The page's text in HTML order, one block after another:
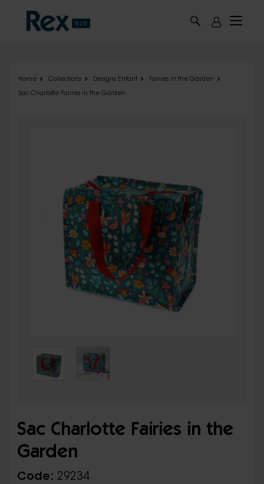
Home Collections Designs Enfant Fairies in the Garden
Sac Charlotte Fairies in the Garden
Sac Charlotte Fairies in the
Garden
Code: 29234